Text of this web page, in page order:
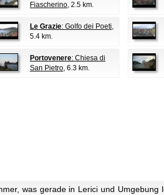
Fiascherino, 2.5 km.
Le Grazie: Golfo dei Poeti,
5.4 km.
Portovenere: Chiesa di
San Pietro, 6.3 km.
was gerade in Lerici und Umgebung